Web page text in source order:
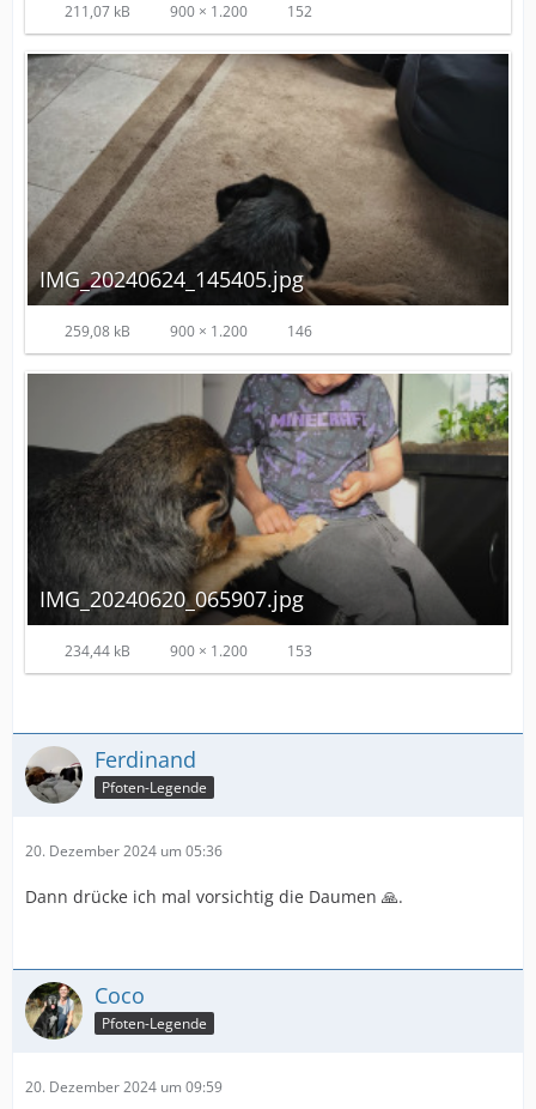
211,07 kB 900 × 1.200 152
IMG_20240624_145405.jpg
259,08 kB 900 × 1.200 146
IMG_20240620_065907.jpg
234,44 kB 900 × 1.200 153
Ferdinand
Pfoten-Legende
20. Dezember 2024 um 05:36
Dann drücke ich mal vorsichtig die Daumen 🙏.
Coco
Pfoten-Legende
20. Dezember 2024 um 09:59